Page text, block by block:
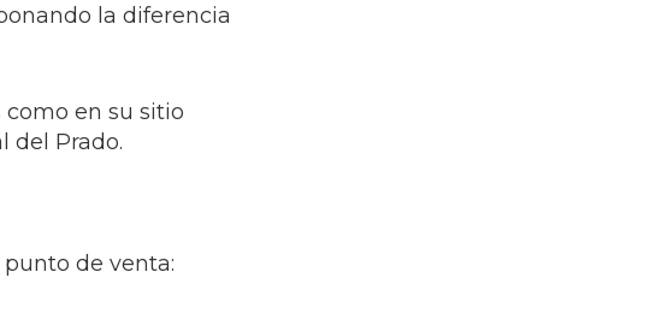
la diferencia
en su sitio
del Prado.
de venta: